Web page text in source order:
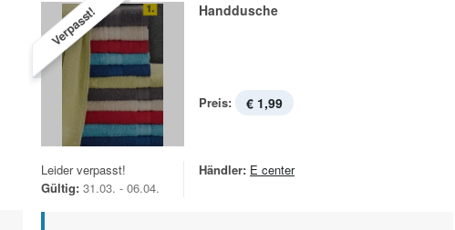
Verpasst! Handdusche
Preis: € 1,99
Leider verpasst!
Gültig: 31.03. - 06.04.
Händler: E center